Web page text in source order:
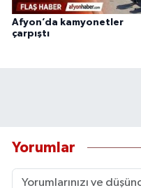
Afyon’da kamyonetler
çarpıştı
Yorumlar